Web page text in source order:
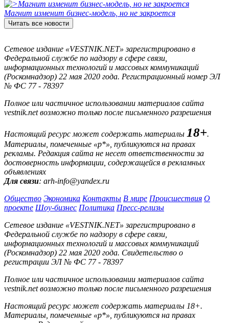
Магнит изменит бизнес-модель, но не закроется
Читать все новости
Сетевое издание «VESTNIK.NET» зарегистрировано в
Федеральной службе по надзору в сфере связи,
информационных технологий и массовых коммуникаций
(Роскомнадзор) 22 мая 2020 года. Регистрационный номер ЭЛ
№ ФС 77 - 78397
Полное или частичное использовании материалов сайта
vestnik.net возможно только после письменного разрешения
Настоящий ресурс может содержать материалы 18+.
Материалы, помеченные «р*», публикуются на правах
рекламы. Редакция сайта не несет ответственности за
достоверность информации, содержащейся в рекламных
объявлениях
Для связи: arh-info@yandex.ru
Общество Экономика Контакты В мире Происшествия О
проекте Шоу-бизнес Политика Пресс-релизы
Сетевое издание «VESTNIK.NET» зарегистрировано в
Федеральной службе по надзору в сфере связи,
информационных технологий и массовых коммуникаций
(Роскомнадзор) 22 мая 2020 года. Свидетельство о
регистрации ЭЛ № ФС 77 - 78397
Полное или частичное использовании материалов сайта
vestnik.net возможно только после письменного разрешения
Настоящий ресурс может содержать материалы 18+.
Материалы, помеченные «р*», публикуются на правах